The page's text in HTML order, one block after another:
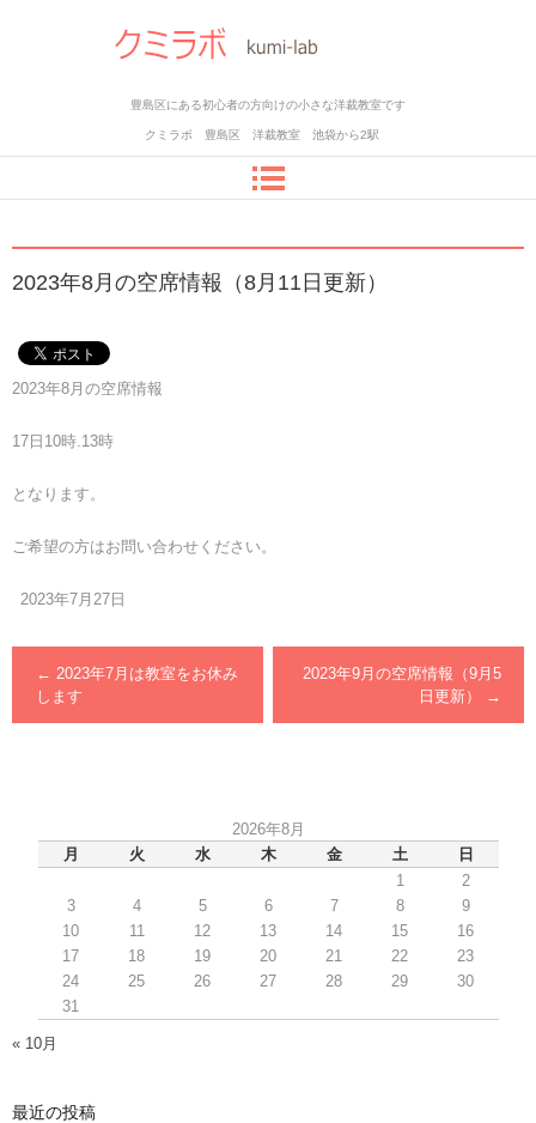
豊島区にある初心者の方向けの小さな洋裁教室です
クミラボ 豊島区 洋裁教室 池袋から2駅
2023年8月の空席情報（8月11日更新）
2023年8月の空席情報
17日10時.13時
となります。
ご希望の方はお問い合わせください。
2023年7月27日
← 2023年7月は教室をお休み
します
2023年9月の空席情報（9月5
日更新）
→
2026年8月
月
火 水 木 金 土
日
1
2
3
4 5 6 7 8
9
10
11 12 13 14 15
16
17
18 19 20 21 22
23
24
25 26 27 28 29
30
31
« 10月
最近の投稿